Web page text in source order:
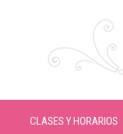
CLASES Y HORARIOS